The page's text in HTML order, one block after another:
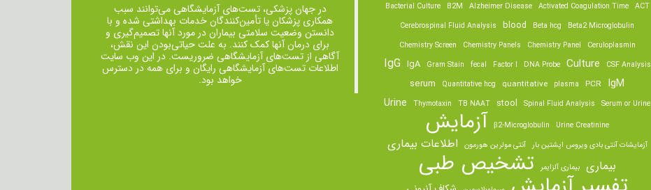
ACT
Activated Coagulation Time
Alzheimer Disease
B2M
Bacterial Culture
Beta2 Microglobulin
Beta hcg
blood
Cerebrospinal Fluid Analysis
Ceruloplasmin
Chemistry Panel
Chemistry Panels
Chemistry Screen
CSF Analysis
Culture
DNA Probe
Factor I
fecal
Gram Stain
IgA
IgG
IgM
PCR
plasma
quantitative
Quantitative hcg
serum
Serum or Urine
Spinal Fluid Analysis
stool
TB NAAT
Thymotaxin
Urine
Urine Creatinine
β2-Microglobulin آزمایش
آزمایشات آنتی بادی ویروس اپشتین بار آنتی مولرین هورمون اطلاعات بیماری
بیماری بیماری آلزایمر تشخیص طبی
در جهان پزشکی، تست‌های آزمایشگاهی می‌توانند سبب
همکاری پزشکان یا تأمین‌کنندگان خدمات بهداشتی شده و با
دانستن وضعیت سلامتی بیماران در مورد آنها تصمیم‌گیری و
برای درمان ‌آنها کمک کنند. به علت حیاتی‌بودن این نقش،
آگاهی از تست‌های آزمایشگاهی ضروریست. در این وب سایت
اطلاعات تست‌های آزمایشگاهی رایگان و برای همه در دسترس
خواهد بود.